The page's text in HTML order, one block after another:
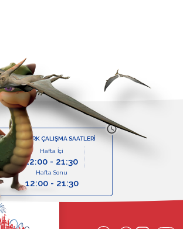
TEMA PARK ÇALIŞMA SAATLERİ
Hafta İçi
12:00 - 21:30
Hafta Sonu
12:00 - 21:30